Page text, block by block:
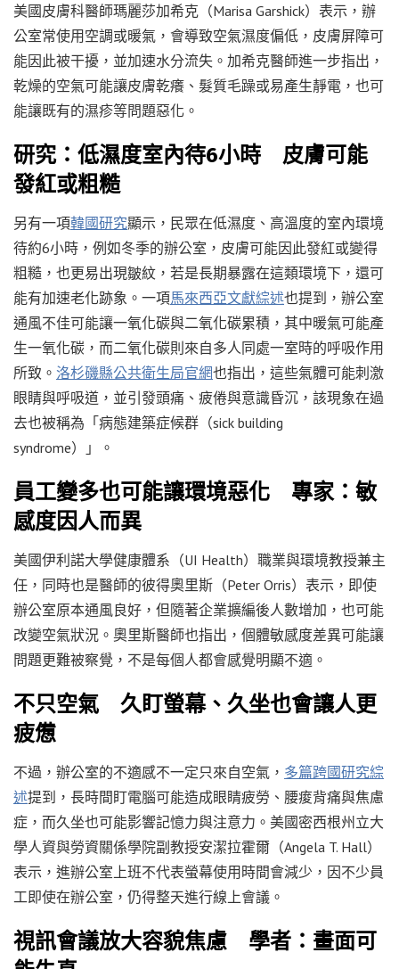
美國皮膚科醫師瑪麗莎加希克（Marisa Garshick）表示，辦
公室常使用空調或暖氣，會導致空氣濕度偏低，皮膚屏障可
能因此被干擾，並加速水分流失。加希克醫師進一步指出，
乾燥的空氣可能讓皮膚乾癢、髮質毛躁或易產生靜電，也可
能讓既有的濕疹等問題惡化。
研究：低濕度室內待6小時 皮膚可能
發紅或粗糙
另有一項韓國研究顯示，民眾在低濕度、高溫度的室內環境
待約6小時，例如冬季的辦公室，皮膚可能因此發紅或變得
粗糙，也更易出現皺紋，若是長期暴露在這類環境下，還可
能有加速老化跡象。一項馬來西亞文獻綜述也提到，辦公室
通風不佳可能讓一氧化碳與二氧化碳累積，其中暖氣可能產
生一氧化碳，而二氧化碳則來自多人同處一室時的呼吸作用
所致。 洛杉磯縣公共衛生局官網也指出，這些氣體可能刺激
眼睛與呼吸道，並引發頭痛、疲倦與意識昏沉，該現象在過
去也被稱為「病態建築症候群（sick building
syndrome）」。
員工變多也可能讓環境惡化 專家：敏
感度因人而異
美國伊利諾大學健康體系（UI Health）職業與環境教授兼主
任，同時也是醫師的彼得奧里斯（Peter Orris）表示，即使
辦公室原本通風良好，但隨著企業擴編後人數增加，也可能
改變空氣狀況。奧里斯醫師也指出，個體敏感度差異可能讓
問題更難被察覺，不是每個人都會感覺明顯不適。
不只空氣 久盯螢幕、久坐也會讓人更
疲憊
不過，辦公室的不適感不一定只來自空氣， 多篇跨國研究綜
述提到，長時間盯電腦可能造成眼睛疲勞、腰痠背痛與焦慮
症，而久坐也可能影響記憶力與注意力。美國密西根州立大
學人資與勞資關係學院副教授安潔拉霍爾（Angela T. Hall）
表示，進辦公室上班不代表螢幕使用時間會減少，因不少員
工即使在辦公室，仍得整天進行線上會議。
視訊會議放大容貌焦慮 學者：畫面可